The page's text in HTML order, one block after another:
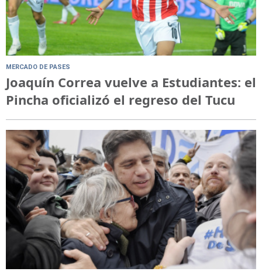
MERCADO DE PASES
Joaquín Correa vuelve a Estudiantes: el
Pincha oficializó el regreso del Tucu